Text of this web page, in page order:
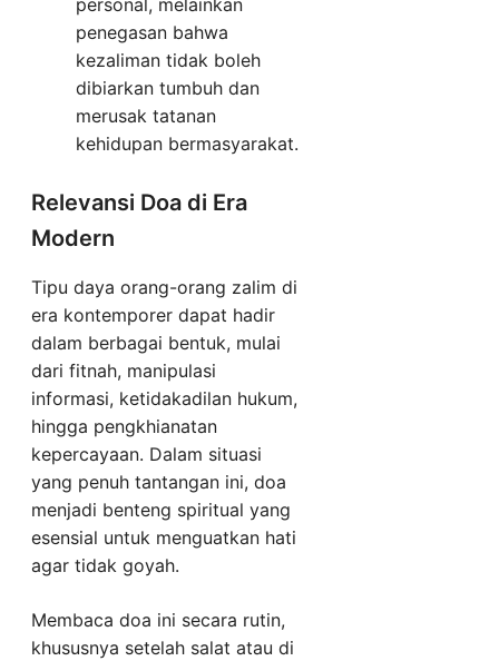
penegasan bahwa
kezaliman tidak boleh
dibiarkan tumbuh dan
merusak tatanan
kehidupan bermasyarakat.
Relevansi Doa di Era
Modern
Tipu daya orang-orang zalim di
era kontemporer dapat hadir
dalam berbagai bentuk, mulai
dari fitnah, manipulasi
informasi, ketidakadilan hukum,
hingga pengkhianatan
kepercayaan. Dalam situasi
yang penuh tantangan ini, doa
menjadi benteng spiritual yang
esensial untuk menguatkan hati
agar tidak goyah.
Membaca doa ini secara rutin,
khususnya setelah salat atau di